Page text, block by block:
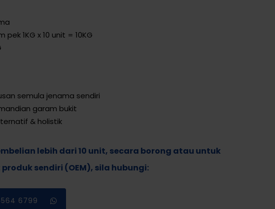
1KG x 10 unit = 10KG
semula jenama sendiri
garam bukit
& holistik
lebih dari 10 unit, secara borong atau untuk
sendiri (OEM), sila hubungi:
6799